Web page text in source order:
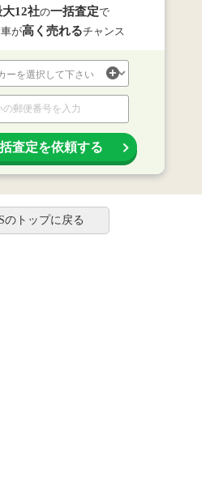
大12社の一括査定で
が高く売れるチャンス
査定を依頼する
のトップに戻る